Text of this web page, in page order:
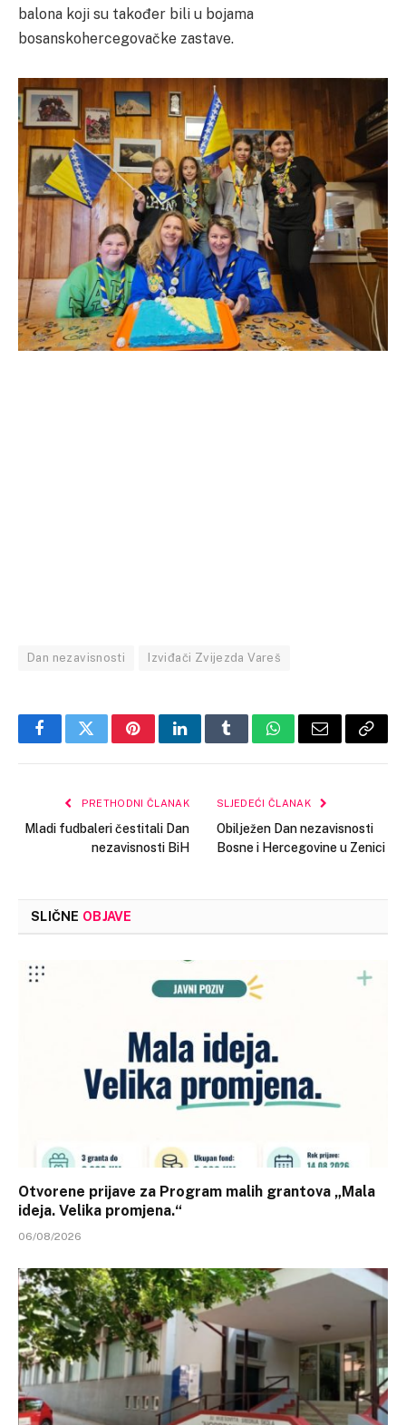
balona koji su također bili u bojama
bosanskohercegovačke zastave.
Dan nezavisnosti Izviđači Zvijezda Vareš
FacebookTwitterPinterestLinkedInTumblrWhatsApp
Email Copy
PRETHODNI ČLANAK
Mladi fudbaleri čestitali Dan
nezavisnosti BiH
SLJEDEĆI ČLANAK
Obilježen Dan nezavisnosti
Bosne i Hercegovine u Zenici
SLIČNE OBJAVE
Otvorene prijave za Program malih grantova „Mala
ideja. Velika promjena.“
06/08/2026